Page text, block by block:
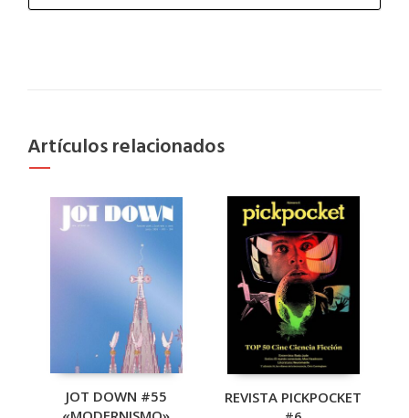
Artículos relacionados
JOT DOWN #55
REVISTA PICKPOCKET